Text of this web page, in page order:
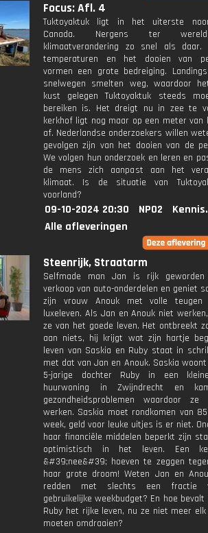
Focus: Afl. 4
Tuktoyaktuk ligt in het uiterste
Canada. Nergens ter
klimaatverandering zo snel als daar.
temperaturen en het dooien van
vormen een grote bedreiging.
snelwegen smelten weg, waardoor
kust gelegen Tuktoyaktuk steeds
bereiken is. Het dreigt nu in zee te
kerkhof ligt nog maar op een meter van
af. Nederlandse onderzoekers willen
gevolgen zijn van het dooien van de
We volgen hun onderzoek en leren en
de mens zich aanpast aan het
klimaat. Is de situatie van
voorland?
09-10-2024 20:30 NPO2
Alle afleveringen
Steenrijk, Straatarm
Selfmade man Jan is rijk
verkoop van auto-onderdelen en geniet
zijn vrouw Anouk met volle teugen
luxeleven. Als Jan en Anouk niet
ze van het goede leven. Het ontbreekt
aan niets, hij krijgt wat zijn hartje
leven van Saskia en Ruby staat in
met dat van Jan en Anouk. Saskia
5-jarige dochter Ruby in een
huurwoning in Zwijndrecht en
gezondheidsproblemen waardoor
werken. Saskia moet rondkomen van
week, geld voor leuke uitjes is er niet.
haar financiële middelen beperkt zijn
optimistisch in het leven. Een
&#39;nee&#39; hoeven te zeggen
haar grote droom! Weten Jan en
redden met slechts een fractie
gebruikelijke weekbudget? En hoe bevalt
Ruby het rijke leven, nu ze niet meer
moeten omdraaien?